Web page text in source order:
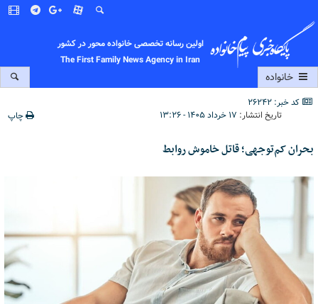
اولین رسانه تخصصی خانواده محور در کشور
The First Family News Agency in Iran
خانواده
کد خبر: 26242
تاریخ انتشار: ۱۷ خرداد ۱۴۰۵ - ۱۳:۲۶ چاپ
بحران کم‌توجهی؛ قاتل خاموش روابط